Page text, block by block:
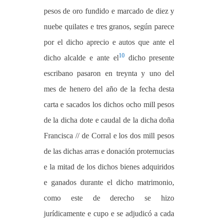
pesos de oro fundido e marcado de diez y
nuebe quilates e tres granos, según parece
por el dicho aprecio e autos que ante el
dicho alcalde e ante el10dicho presente
escribano pasaron en treynta y uno del
mes de henero del año de la fecha desta
carta e sacados los dichos ocho mill pesos
de la dicha dote e caudal de la dicha doña
Francisca // de Corral e los dos mill pesos
de las dichas arras e donación proternucias
e la mitad de los dichos bienes adquiridos
e ganados durante el dicho matrimonio,
como este de derecho se hizo
jurídicamente e cupo e se adjudicó a cada